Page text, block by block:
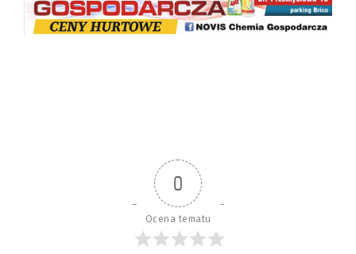
0
Ocena tematu